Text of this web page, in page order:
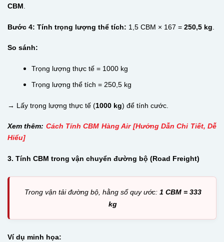
CBM
Bước 4: Tính trọng lượng thể tích: 1,5 CBM × 167 = 250,5 kg
So sánh:
Trọng lượng thực tế = 1000 kg
Trọng lượng thể tích = 250,5 kg
→ Lấy trọng lượng thực tế (1000 kg) để tính cước.
Xem thêm: Cách Tính CBM Hàng Air [Hướng Dẫn Chi Tiết, Dễ
Hiểu]
3. Tính CBM trong vận chuyển đường bộ (Road Freight)
Trong vận tải đường bộ, hằng số quy ước: 1 CBM = 333
kg
Ví dụ minh họa: